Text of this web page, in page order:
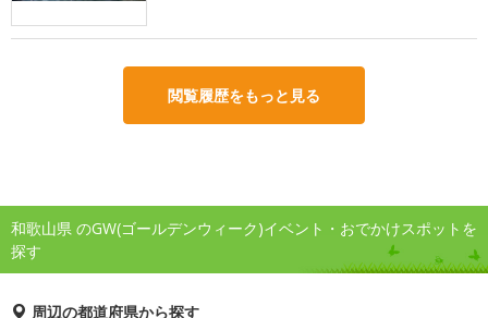
閲覧履歴をもっと見る
和歌山県 のGW(ゴールデンウィーク)イベント・おでかけスポットを
探す
周辺の都道府県から探す